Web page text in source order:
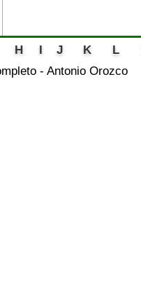
H I J K L
- Antonio Orozco